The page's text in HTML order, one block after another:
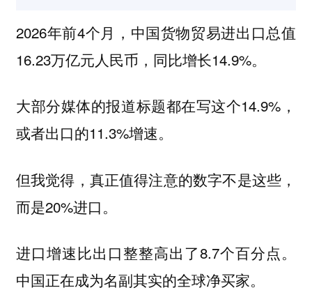
2026年前4个月，中国货物贸易进出口总值
16.23万亿元人民币，同比增长14.9%。
大部分媒体的报道标题都在写这个14.9%，
或者出口的11.3%增速。
但我觉得，真正值得注意的数字不是这些，
而是20%进口。
进口增速比出口整整高出了8.7个百分点。
中国正在成为名副其实的全球净买家。